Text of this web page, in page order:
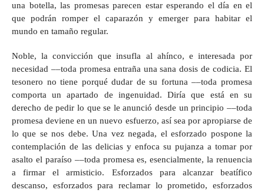
una botella, las promesas parecen estar esperando el día en el
que podrán romper el caparazón y emerger para habitar el
mundo en tamaño regular.
Noble, la convicción que insufla al ahínco, e interesada por
necesidad ––toda promesa entraña una sana dosis de codicia. El
tesonero no tiene porqué dudar de su fortuna ––toda promesa
comporta un apartado de ingenuidad. Diría que está en su
derecho de pedir lo que se le anunció desde un principio ––toda
promesa deviene en un nuevo esfuerzo, así sea por apropiarse de
lo que se nos debe. Una vez negada, el esforzado pospone la
contemplación de las delicias y enfoca su pujanza a tomar por
asalto el paraíso ––toda promesa es, esencialmente, la renuencia
a firmar el armisticio. Esforzados para alcanzar beatífico
descanso, esforzados para reclamar lo prometido, esforzados